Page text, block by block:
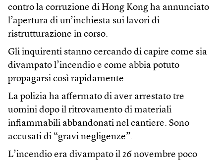
contro la corruzione di Hong Kong ha annunciato
l’apertura di un’inchiesta sui lavori di
ristrutturazione in corso.
Gli inquirenti stanno cercando di capire come sia
divampato l’incendio e come abbia potuto
propagarsi così rapidamente.
La polizia ha affermato di aver arrestato tre
uomini dopo il ritrovamento di materiali
infiammabili abbandonati nel cantiere. Sono
accusati di “gravi negligenze”.
L’incendio era divampato il 26 novembre poco